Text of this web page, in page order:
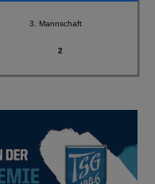
3. Mannschaft
2